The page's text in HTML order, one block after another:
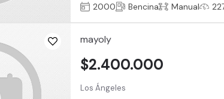
2000 Bencina Manual
mayoly
Los Ángeles
$2.400.000